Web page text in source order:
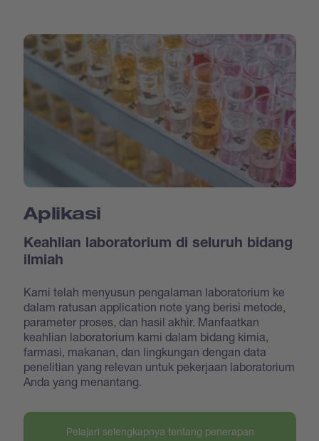
Aplikasi
Keahlian laboratorium di seluruh bidang
ilmiah
Kami telah menyusun pengalaman laboratorium ke
dalam ratusan application note yang berisi metode,
parameter proses, dan hasil akhir. Manfaatkan
keahlian laboratorium kami dalam bidang kimia,
farmasi, makanan, dan lingkungan dengan data
penelitian yang relevan untuk pekerjaan laboratorium
Anda yang menantang.
Pelajari selengkapnya tentang penerapan